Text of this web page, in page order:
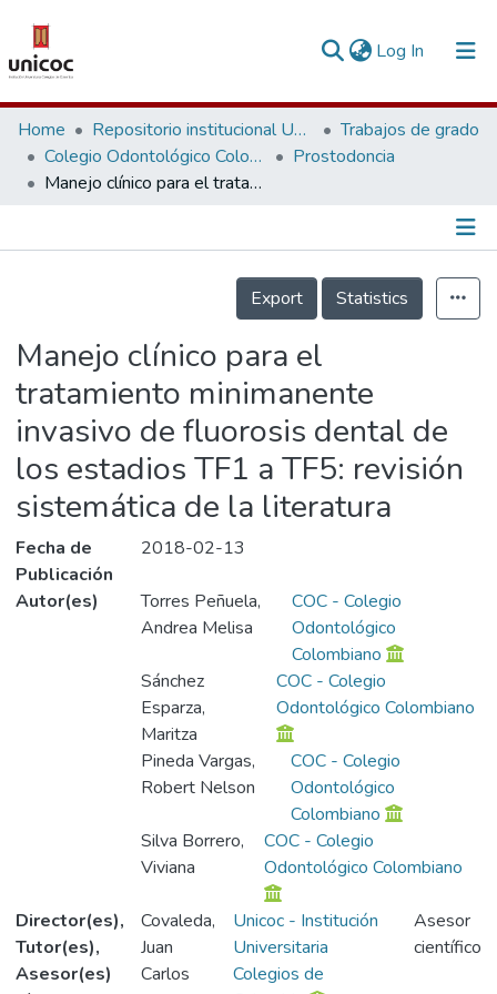
Log In (current)
Communities & Collections
Research Outputs
People
Home Repositorio institucional Unicoc, RI-unicoc
Trabajos de grado
Colegio Odontológico Colombiano
Prostodoncia
Manejo clínico para el tratamiento minimanente invasivo de fluorosis dental de los estadios TF1 a TF5: revisión sistemática de la literatura
Información de la Publicación
Export
Statistics
Manejo clínico para el
tratamiento minimanente
invasivo de fluorosis dental de
los estadios TF1 a TF5: revisión
sistemática de la literatura
Fecha de
Publicación
2018-02-13
Autor(es)
Torres Peñuela,
Andrea Melisa
COC - Colegio
Odontológico
Colombiano
Sánchez
Esparza,
Maritza
COC - Colegio
Odontológico Colombiano
Pineda Vargas,
Robert Nelson
COC - Colegio
Odontológico
Colombiano
Silva Borrero,
Viviana
COC - Colegio
Odontológico Colombiano
Director(es),
Tutor(es),
Asesor(es)
Covaleda,
Juan
Carlos
Unicoc - Institución
Universitaria
Colegios de
Asesor
científico